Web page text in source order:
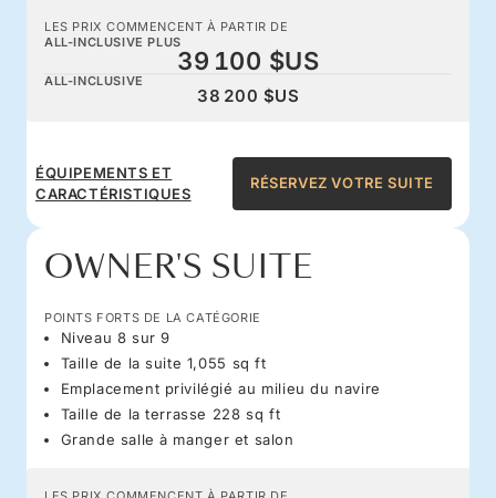
LES PRIX COMMENCENT À PARTIR DE
ALL-INCLUSIVE PLUS
39 100 $US
ALL-INCLUSIVE
38 200 $US
ÉQUIPEMENTS ET
CARACTÉRISTIQUES
RÉSERVEZ VOTRE SUITE
OWNER'S SUITE
POINTS FORTS DE LA CATÉGORIE
Niveau 8 sur 9
Taille de la suite 1,055 sq ft
Emplacement privilégié au milieu du navire
Taille de la terrasse 228 sq ft
Grande salle à manger et salon